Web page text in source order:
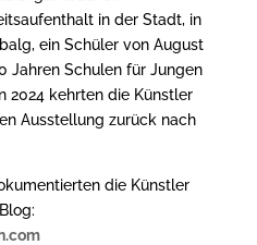
in der Stadt, in
ein Schüler von August
Jahren Schulen für Jungen
2024 kehrten die Künstler
Ausstellung zurück nach
die Künstler